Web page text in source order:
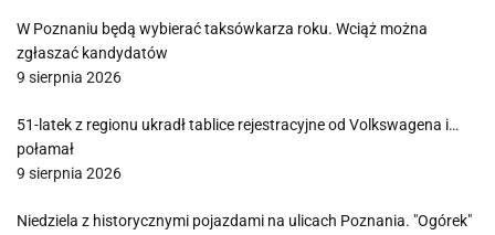
W Poznaniu będą wybierać taksówkarza roku. Wciąż można
zgłaszać kandydatów
9 sierpnia 2026
51-latek z regionu ukradł tablice rejestracyjne od Volkswagena i…
połamał
9 sierpnia 2026
Niedziela z historycznymi pojazdami na ulicach Poznania. "Ogórek"